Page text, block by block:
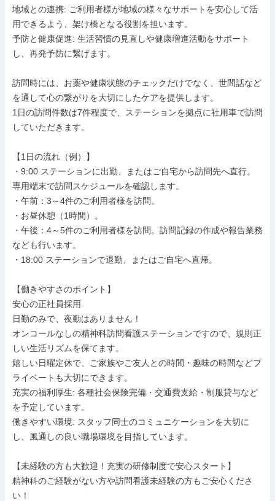
地域との連携: ご利用者様が地域の様々なサポートを安心して活
用できるよう、架け橋となる役割を担います。
予防と健康促進: 生活習慣の見直しや健康増進活動をサポート
し、再発予防に繋げます。
訪問時には、お薬や健康状態のチェックだけでなく、世間話など
を通して心の繋がりを大切にしたケアを提供します。
1日の訪問件数は7件程度で、ステーションを拠点に社用車で訪問
していただきます。
【1日の流れ（例）】
・9:00 ステーションに出勤、またはご自宅から訪問先へ直行。
専用端末で訪問スケジュールを確認します。
・午前：3～4件のご利用者様を訪問。
・お昼休憩（1時間）。
・午後：4～5件のご利用者様を訪問。訪問記録の作成や報告業務
なども行います。
・18:00 ステーションで退勤、またはご自宅へ直帰。
【働きやすさのポイント】
安心の正社員採用
日勤のみで、夜勤はありません！
オンコールなしの精神科訪問看護ステーションですので、規則正
しい生活リズムを保てます。
嬉しい日曜定休で、ご家族やご友人との時間・趣味の時間などプ
ライベートも大切にできます。
充実の福利厚生: 各種社会保険完備・交通費支給・制服貸与など
を予定しています。
働きやすい環境: スタッフ同士のコミュニケーションを大切に
し、風通しの良い職場環境を目指しています。
【未経験の方も大歓迎！充実の研修制度で安心スタート】
精神科のご経験がない方や訪問看護未経験の方もご安心くださ
い！